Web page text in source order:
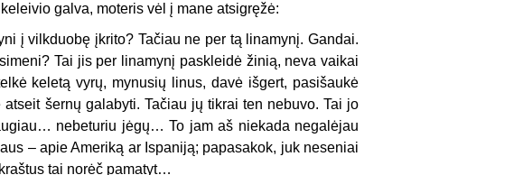
galva, moteris vėl į mane atsigręžė:
į vilkduobę įkrito? Tačiau ne per tą linamynį. Gandai.
Tai jis per linamynį paskleidė žinią, neva vaikai
keletą vyrų, mynusių linus, davė išgert, pasišaukė
šernų galabyti. Tačiau jų tikrai ten nebuvo. Tai jo
nebeturiu jėgų… To jam aš niekada negalėjau
– apie Ameriką ar Ispaniją; papasakok, juk neseniai
tai norėč pamatyt…